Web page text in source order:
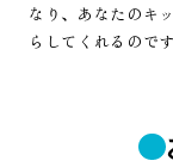
なり、あなたのキ
らしてくれるのです